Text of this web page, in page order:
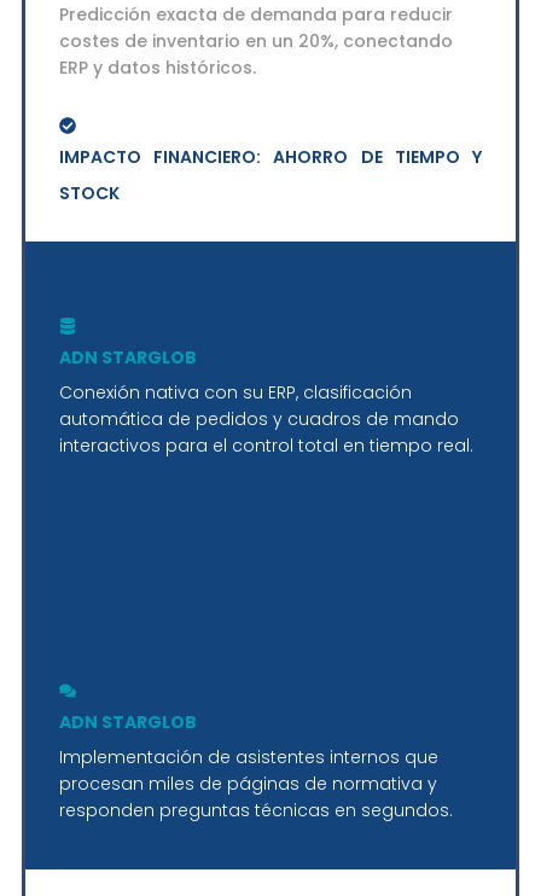
Predicción exacta de demanda para reducir
costes de inventario en un 20%, conectando
ERP y datos históricos.
IMPACTO FINANCIERO: AHORRO DE TIEMPO Y
STOCK
ADN STARGLOB
Conexión nativa con su ERP, clasificación
automática de pedidos y cuadros de mando
interactivos para el control total en tiempo real.
ADN STARGLOB
Implementación de asistentes internos que
procesan miles de páginas de normativa y
responden preguntas técnicas en segundos.